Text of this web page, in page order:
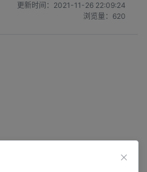
更新时间： 2021-11-26 22:09:24
浏览量： 620